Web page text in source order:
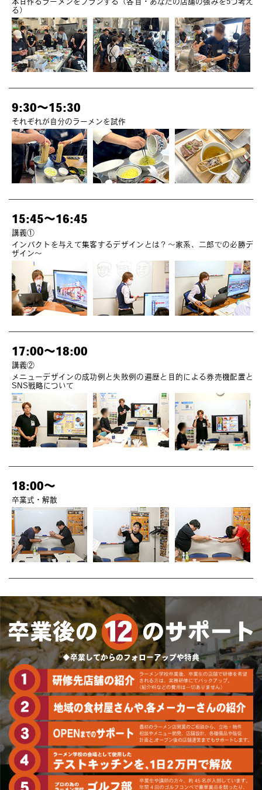
る）
9:30～15:30
それぞれが自分のラーメンを試作
15:45～16:45
講義①
インパクトを与えて集客するデザインとは？～家系、二郎での必勝デ
ザイン～
17:00～18:00
講義②
メニューデザインの成功例と失敗例の遍歴と目的による券売機配置と
SNS戦略について
18:00～
卒業式・解散
◆卒業してからのフォローアップや特典